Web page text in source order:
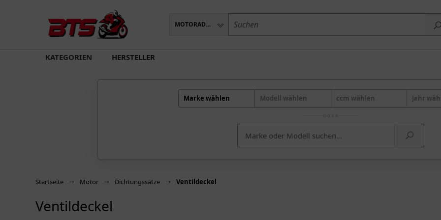
MOTORADTEILE
KATEGORIEN HERSTELLER
Marke wählen Modell wählen ccm wählen Jahr
Startseite Motor Dichtungssätze Ventildeckel
Ventildeckel